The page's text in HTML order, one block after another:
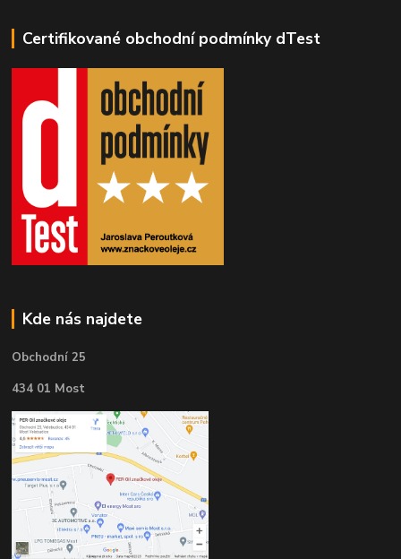
Certifikované obchodní podmínky dTest
Kde nás najdete
Obchodní 25
434 01 Most